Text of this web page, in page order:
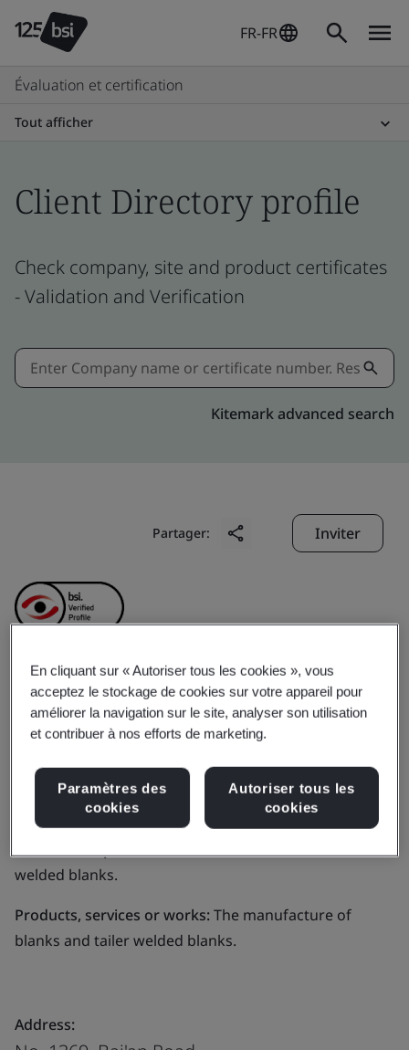
FR-FR
Évaluation et certification
Tout afficher
Client Directory profile
Check company, site and product certificates
- Validation and Verification
Kitemark advanced search
Partager: Inviter
Shanghai Baosteel &
Arcelor Tailor Metal Co.,
Ltd.
welded blanks.
Products, services or works:The manufacture of
blanks and tailer welded blanks.
Address:
En cliquant sur « Autoriser tous les cookies », vous
acceptez le stockage de cookies sur votre appareil pour
améliorer la navigation sur le site, analyser son utilisation
et contribuer à nos efforts de marketing.
Paramètres des
cookies
Autoriser tous les
cookies